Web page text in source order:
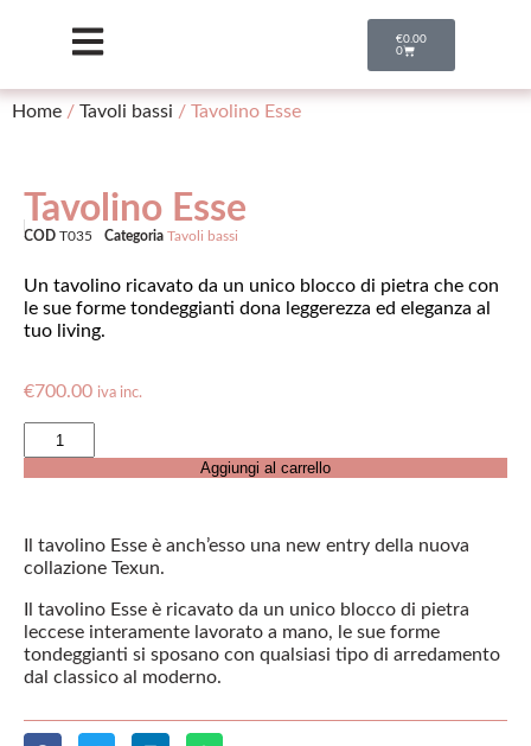
€0.00
0
Home / Tavoli bassi / Tavolino Esse
Tavolino Esse
COD T035 Categoria Tavoli bassi
Un tavolino ricavato da un unico blocco di pietra che con
le sue forme tondeggianti dona leggerezza ed eleganza al
tuo living.
€700.00 iva inc.
Aggiungi al carrello
Il tavolino Esse è anch’esso una new entry della nuova
collazione Texun.
Il tavolino Esse è ricavato da un unico blocco di pietra
leccese interamente lavorato a mano, le sue forme
tondeggianti si sposano con qualsiasi tipo di arredamento
dal classico al moderno.